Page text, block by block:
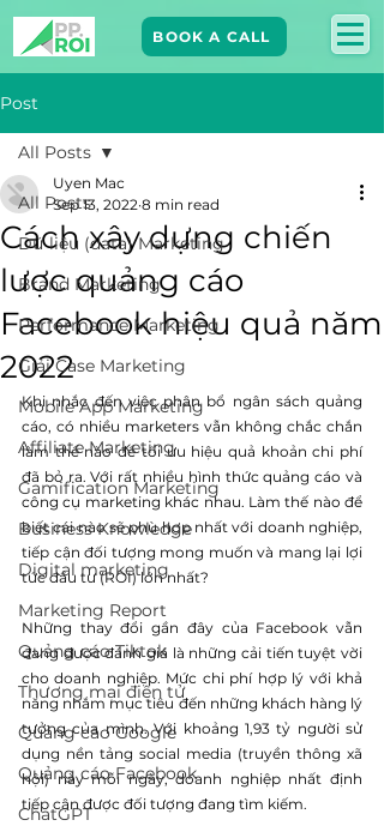
BOOK A CALL
Post
All Posts
Dữ liệu (data) Marketing
Brand Marketing​
Performance Marketing
Giải Case Marketing
Mobile App Marketing
Affiliate Marketing
Gamification Marketing
Business Knowledge
Digital marketing
Marketing Report
Quảng cáo Tiktok
Thương mại điện tử
Quảng cáo Google
Quảng cáo Facebook
ChatGPT
All Posts
Cách xây dựng chiến
lược quảng cáo
Facebook hiệu quả năm
2022
Uyen Mac
Sep 13, 2022 8 min read
Khi nhắc đến việc phân bổ ngân sách quảng
cáo, có nhiều marketers vẫn không chắc chắn
làm thế nào để tối ưu hiệu quả khoản chi phí
đã bỏ ra. Với rất nhiều hình thức quảng cáo và
công cụ marketing khác nhau. Làm thế nào để
biết cái nào sẽ phù hợp nhất với doanh nghiệp,
tiếp cận đối tượng mong muốn và mang lại lợi
tức đầu tư (ROI) lớn nhất?
Những thay đổi gần đây của Facebook vẫn
đang được đánh giá là những cải tiến tuyệt vời
cho doanh nghiệp. Mức chi phí hợp lý với khả
năng nhắm mục tiêu đến những khách hàng lý
tưởng của mình. Với khoảng 1,93 tỷ người sử
dụng nền tảng social media (truyền thông xã
hội) này mỗi ngày, doanh nghiệp nhất định
tiếp cận được đối tượng đang tìm kiếm.